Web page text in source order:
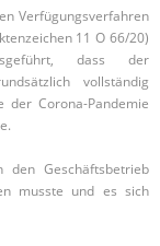
Verfügungsverfahren
11 O 66/20)
dass der
vollständig
Corona-Pandemie
Geschäftsbetrieb
musste und es sich